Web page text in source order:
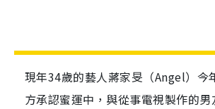
現年34歲的藝人蔣家旻（Angel）今
方承認蜜運中，與從事電視製作的